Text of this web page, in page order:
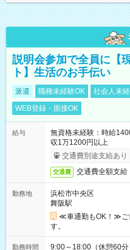
説明会参加で全員に【
ト】生活のお手伝い
派遣 職種未経験OK 社会人未
WEB登録・面接OK
給与
無資格未経験：時給
収1万1200円以上
交通費別途支給あり
交通費 交通費全額支給
勤務地
浜松市中央区
舞阪駅
≪車通勤もOK！≫ご
す。
勤務時間
9:00～18:00（休憩60分） ■ご希望があれば下記シフトも